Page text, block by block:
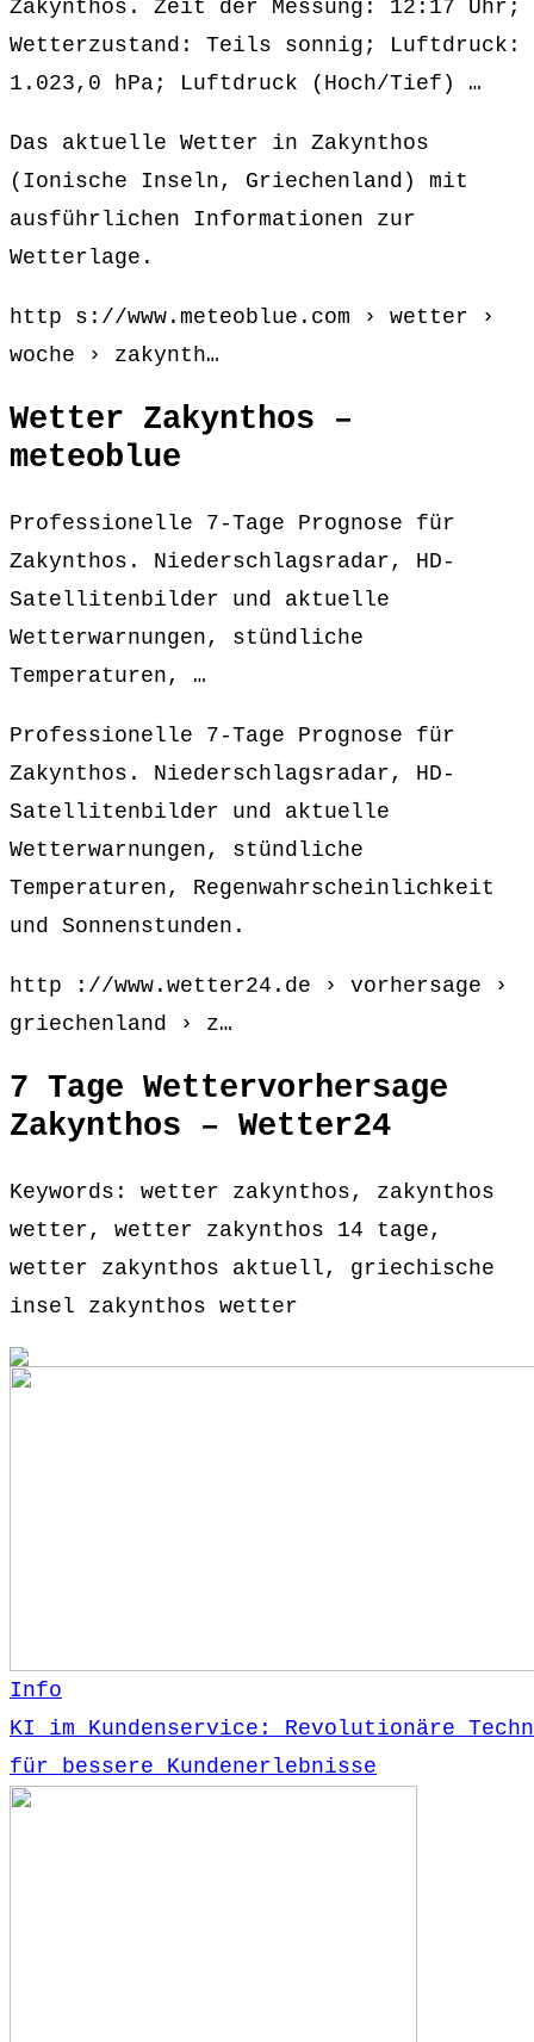
Zakynthos. Zeit der Messung: 12:17 Uhr;
Wetterzustand: Teils sonnig; Luftdruck:
1.023,0 hPa; Luftdruck (Hoch/Tief) …
Das aktuelle Wetter in Zakynthos
(Ionische Inseln, Griechenland) mit
ausführlichen Informationen zur
Wetterlage.
http s://www.meteoblue.com › wetter ›
woche › zakynth…
Wetter Zakynthos –
meteoblue
Professionelle 7-Tage Prognose für
Zakynthos. Niederschlagsradar, HD-
Satellitenbilder und aktuelle
Wetterwarnungen, stündliche
Temperaturen, …
Professionelle 7-Tage Prognose für
Zakynthos. Niederschlagsradar, HD-
Satellitenbilder und aktuelle
Wetterwarnungen, stündliche
Temperaturen, Regenwahrscheinlichkeit
und Sonnenstunden.
http ://www.wetter24.de › vorhersage ›
griechenland › z…
7 Tage Wettervorhersage
Zakynthos – Wetter24
Keywords: wetter zakynthos, zakynthos
wetter, wetter zakynthos 14 tage,
wetter zakynthos aktuell, griechische
insel zakynthos wetter
Info
KI im Kundenservice: Revolutionäre
für bessere Kundenerlebnisse